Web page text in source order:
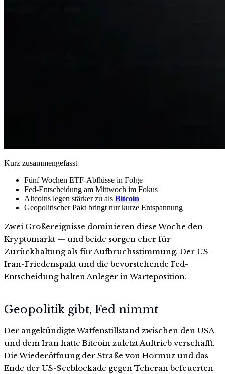
Kurz zusammengefasst
Fünf Wochen ETF-Abflüsse in Folge
Fed-Entscheidung am Mittwoch im Fokus
Altcoins legen stärker zu als Bitcoin
Geopolitischer Pakt bringt nur kurze Entspannung
Zwei Großereignisse dominieren diese Woche den
Kryptomarkt — und beide sorgen eher für
Zurückhaltung als für Aufbruchsstimmung. Der US-
Iran-Friedenspakt und die bevorstehende Fed-
Entscheidung halten Anleger in Warteposition.
Geopolitik gibt, Fed nimmt
Der angekündigte Waffenstillstand zwischen den USA
und dem Iran hatte Bitcoin zuletzt Auftrieb verschafft.
Die Wiederöffnung der Straße von Hormuz und das
Ende der US-Seeblockade gegen Teheran befeuerten